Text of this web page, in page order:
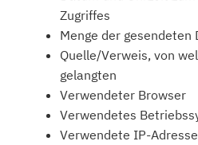
Zugriffes
Menge der gesendeten
Quelle/Verweis, von
gelangten
Verwendeter Browser
Verwendetes
Verwendete IP-